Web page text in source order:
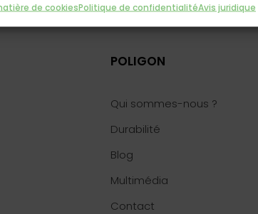
de cookiesPolitique de confidentialitéAvis juridique
POLIGON
Qui sommes-nous ?
Durabilité
Blog
Multimédia
Contact